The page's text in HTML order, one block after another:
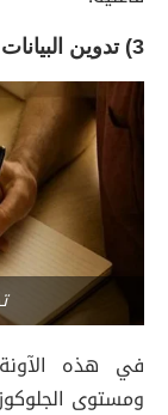
3) تدوين البيانات الخاصة بالمريض
في هذه
ومستوى